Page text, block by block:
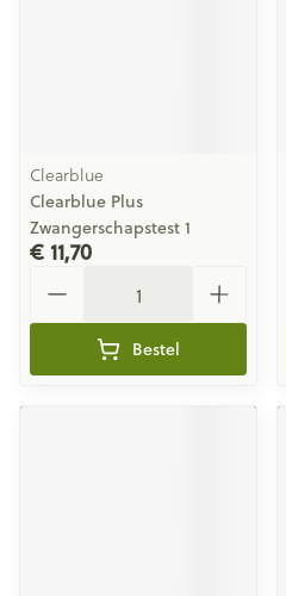
Clearblue
Clearblue Plus
Zwangerschapstest 1
€ 11,70
Bestel